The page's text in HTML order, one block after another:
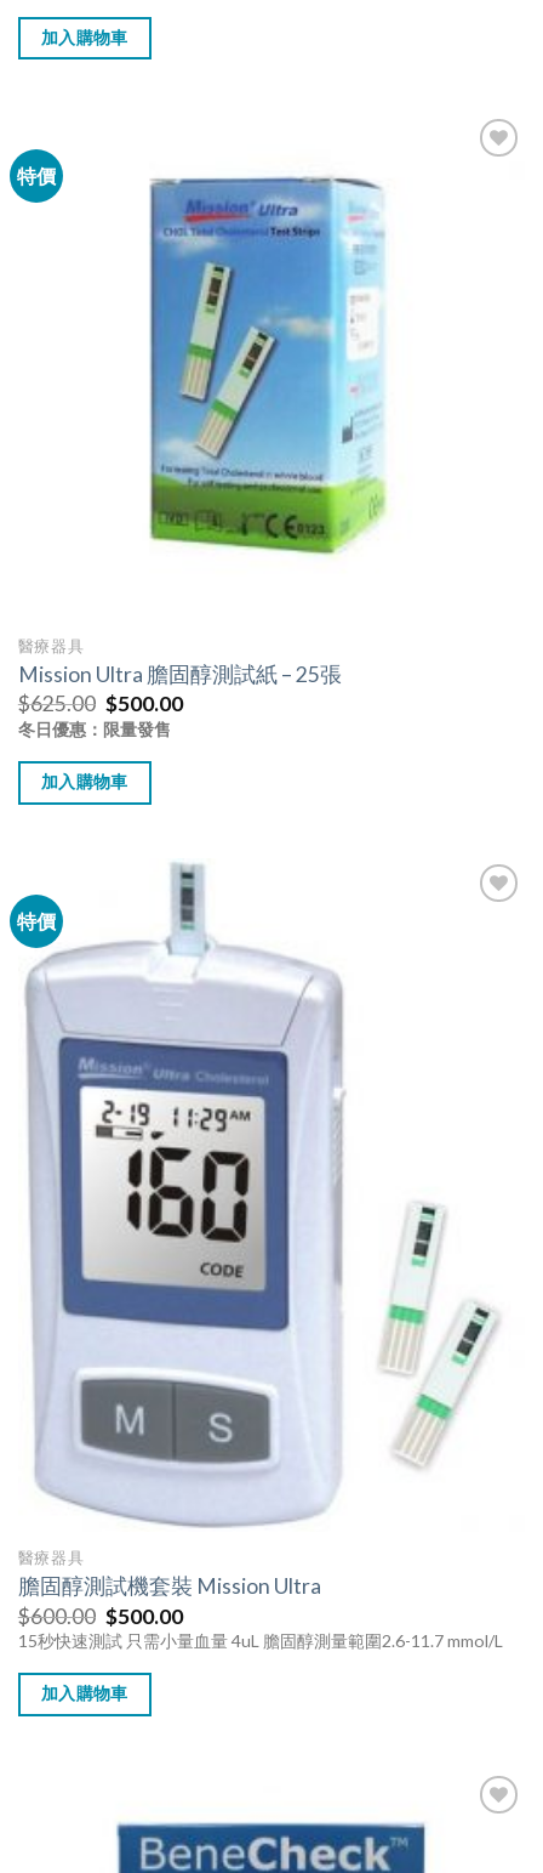
加入購物車
特價
醫療器具
Mission Ultra 膽固醇測試紙 – 25張
$625.00 $500.00
冬日優惠：限量發售
加入購物車
特價
醫療器具
膽固醇測試機套裝 Mission Ultra
$600.00 $500.00
15秒快速測試 只需小量血量 4uL 膽固醇測量範圍2.6-11.7 mmol/L
加入購物車